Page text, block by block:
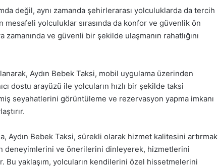
değil, aynı zamanda şehirlerarası yolculuklarda da tercih
yolculuklar sırasında da konfor ve güvenlik ön
ve güvenli bir şekilde ulaşmanın rahatlığını
Aydın Bebek Taksi, mobil uygulama üzerinden
dostu arayüzü ile yolcuların hızlı bir şekilde taksi
seyahatlerini görüntüleme ve rezervasyon yapma imkanı
Aydın Bebek Taksi, sürekli olarak hizmet kalitesini artırmak
deneyimlerini ve önerilerini dinleyerek, hizmetlerini
Bu yaklaşım, yolcuların kendilerini özel hissetmelerini